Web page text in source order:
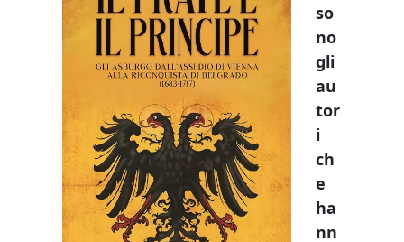
so
no
gli
au
tor
i
ch
e
ha
nn